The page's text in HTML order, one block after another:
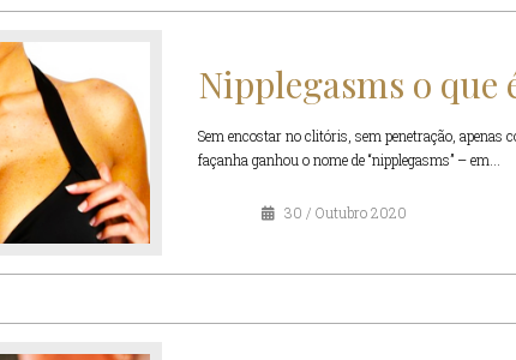
Nipplegasms o que
Sem encostar no clitóris, sem penetração, apenas
façanha ganhou o nome de “nipplegasms” – em...
30 / Outubro 2020